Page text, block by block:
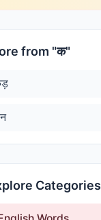
from "क"
Categories